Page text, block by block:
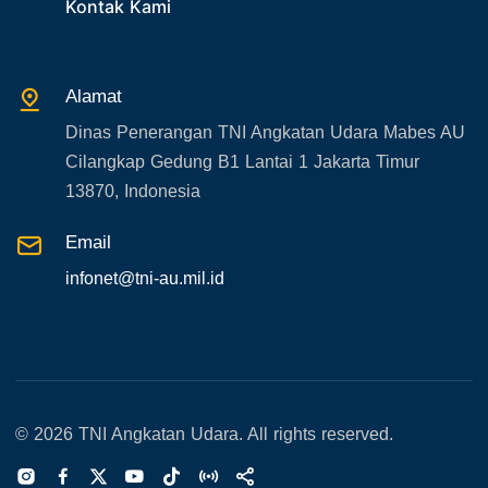
31. SPAM
34. Agenda Kabupaten/Kota
35. Gangguan bandara
36. Kecelakaan pesawat TNI
Kontak Kami
Alamat
Dinas Penerangan TNI Angkatan Udara Mabes AU
Cilangkap Gedung B1 Lantai 1 Jakarta Timur
13870, Indonesia
Email
infonet@tni-au.mil.id
© 2026 TNI Angkatan Udara. All rights reserved.